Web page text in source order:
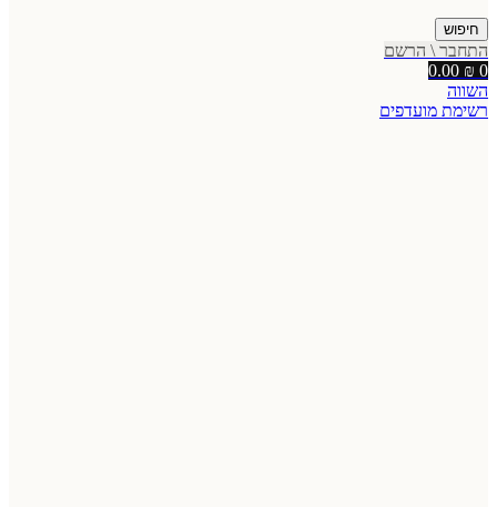
חיפוש
התחבר \ הרשם
0
0.00 ₪
השווה
רשימת מועדפים